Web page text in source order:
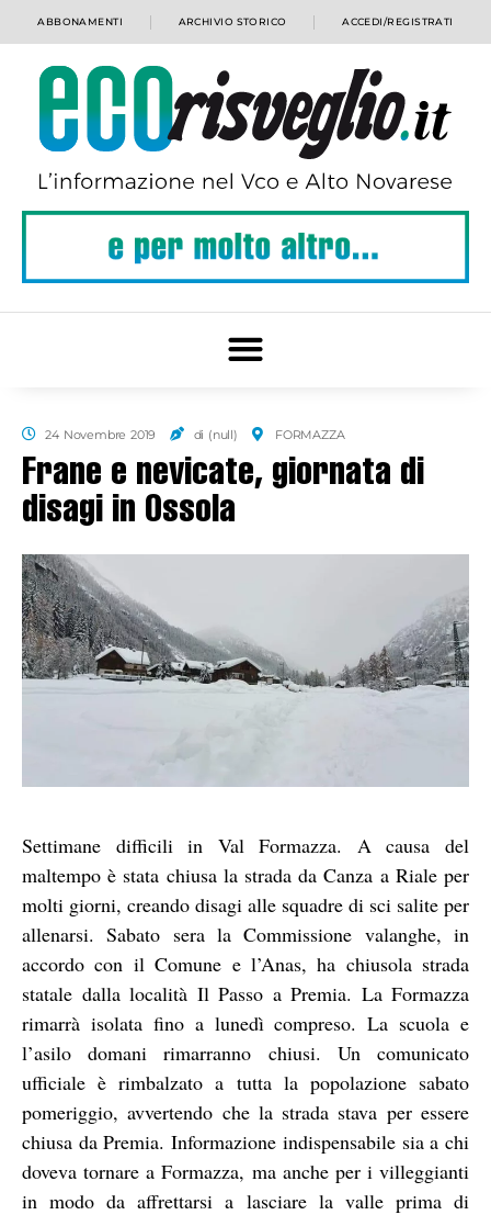
ABBONAMENTI ARCHIVIO STORICO ACCEDI/REGISTRATI
24 Novembre 2019 di (null) FORMAZZA
Frane e nevicate, giornata di
disagi in Ossola
Settimane difficili in Val Formazza. A causa del
maltempo è stata chiusa la strada da Canza a Riale per
molti giorni, creando disagi alle squadre di sci salite per
allenarsi. Sabato sera la Commissione valanghe, in
accordo con il Comune e l’Anas, ha chiusola strada
statale dalla località Il Passo a Premia. La Formazza
rimarrà isolata fino a lunedì compreso. La scuola e
l’asilo domani rimarranno chiusi. Un comunicato
ufficiale è rimbalzato a tutta la popolazione sabato
pomeriggio, avvertendo che la strada stava per essere
chiusa da Premia. Informazione indispensabile sia a chi
doveva tornare a Formazza, ma anche per i villeggianti
in modo da affrettarsi a lasciare la valle prima di